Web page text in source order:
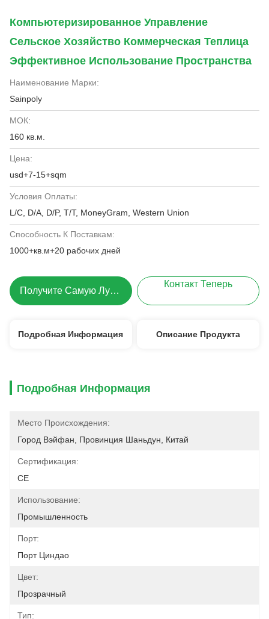
Компьютеризированное Управление
Сельское Хозяйство Коммерческая Теплица
Эффективное Использование Пространства
Наименование Марки:
Sainpoly
МОК:
160 кв.м.
Цена:
usd+7-15+sqm
Условия Оплаты:
L/C, D/A, D/P, T/T, MoneyGram, Western Union
Способность К Поставкам:
1000+кв.м+20 рабочих дней
Получите Самую Лучшую Цену
Контакт Теперь
Подробная Информация Описание Продукта
Подробная Информация
Место Происхождения:
Город Вэйфан, Провинция Шаньдун, Китай
Сертификация:
CE
Использование:
Промышленность
Порт:
Порт Циндао
Цвет:
Прозрачный
Тип: